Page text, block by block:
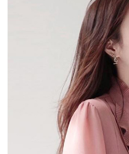
【關於「AFTEE先享後付」】
AFTEE先享後付是「在收到
１．簡單：不需註冊會員、不
２．便利：只要手機號碼，簡
３．安心：先確認商品／服務
【「AFTEE先享後付」結帳流
１．於結帳方式選擇「
結帳頁面，進行簡訊認證並確
全家取貨付款
每筆NT$79，滿NT$599(含
付款後全家取貨
加大碼上衣-精緻荷葉領仿
輕盈微透感沙袖
仿真絲雪紡面料
貼心加大碼設計